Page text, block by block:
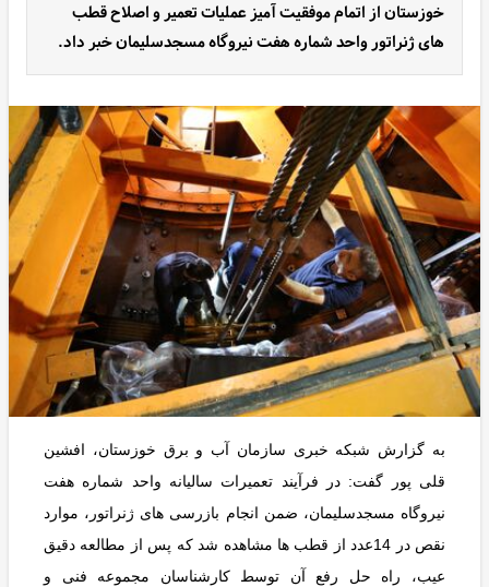
خوزستان از اتمام موفقیت آمیز عملیات تعمیر و اصلاح قطب
های ژنراتور واحد شماره هفت نیروگاه مسجدسلیمان خبر داد.
به گزارش شبکه خبری سازمان آب و برق خوزستان، افشین
قلی پور گفت: در فرآیند تعمیرات سالیانه واحد شماره هفت
نیروگاه مسجدسلیمان، ضمن انجام بازرسی های ژنراتور، موارد
نقص در 14عدد از قطب ها مشاهده شد که پس از مطالعه دقیق
عیب، راه حل رفع آن توسط کارشناسان مجموعه فنی و